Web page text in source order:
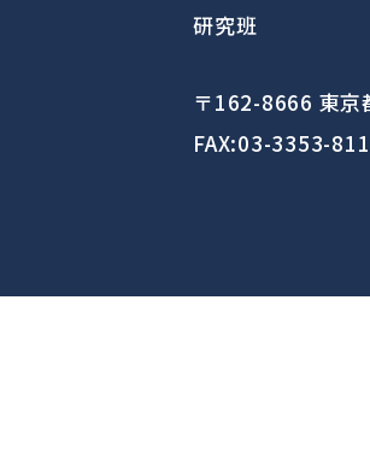
研究班
〒162-8666 東京
FAX:03-3353-